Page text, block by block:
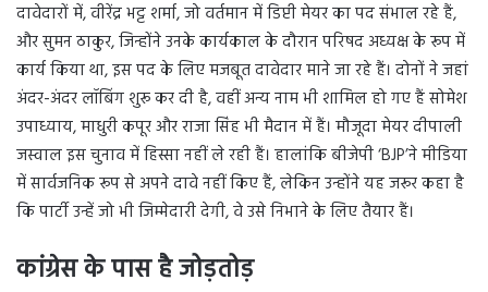
दावेदारों में, वीरेंद्र भट्ट शर्मा, जो वर्तमान में डिप्टी मेयर का पद संभाल रहे हैं,
और सुमन ठाकुर, जिन्होंने उनके कार्यकाल के दौरान परिषद अध्यक्ष के रूप में
कार्य किया था, इस पद के लिए मजबूत दावेदार माने जा रहे हैं। दोनों ने जहां
अंदर-अंदर लॉबिंग शुरू कर दी है, वहीं अन्य नाम भी शामिल हो गए हैं सोमेश
उपाध्याय, माधुरी कपूर और राजा सिंह भी मैदान में हैं। मौजूदा मेयर दीपाली
जस्वाल इस चुनाव में हिस्सा नहीं ले रही हैं। हालांकि बीजेपी ‘BJP’ने मीडिया
में सार्वजनिक रूप से अपने दावे नहीं किए हैं, लेकिन उन्होंने यह जरूर कहा है
कि पार्टी उन्हें जो भी जिम्मेदारी देगी, वे उसे निभाने के लिए तैयार हैं।
कांग्रेस के पास है जोड़तोड़